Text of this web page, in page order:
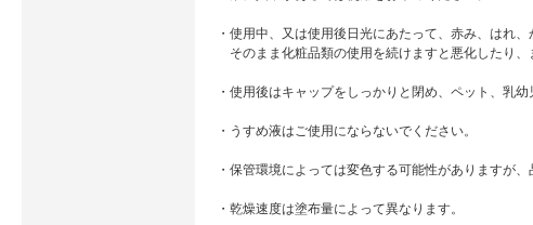
・使用中、又は使用後日光にあたって、赤み、はれ
そのまま化粧品類の使用を続けますと悪化したり、
・使用後はキャップをしっかりと閉め、ペット、乳
・うすめ液はご使用にならないでください。
・保管環境によっては変色する可能性がありますが、
・乾燥速度は塗布量によって異なります。